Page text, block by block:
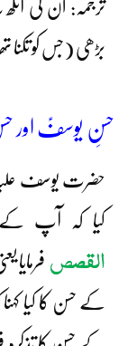
ترجمہ: ان کی
بڑھی (جس کو تکنا
حسنِ یوسفؑ اور
حضرت یوسف علیہ
کیا کہ آپ
القصص فرمایا
کے حسن کا کیا